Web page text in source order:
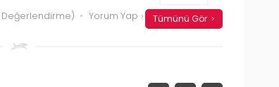
Değerlendirme) Yorum Yap Tümünü Gör